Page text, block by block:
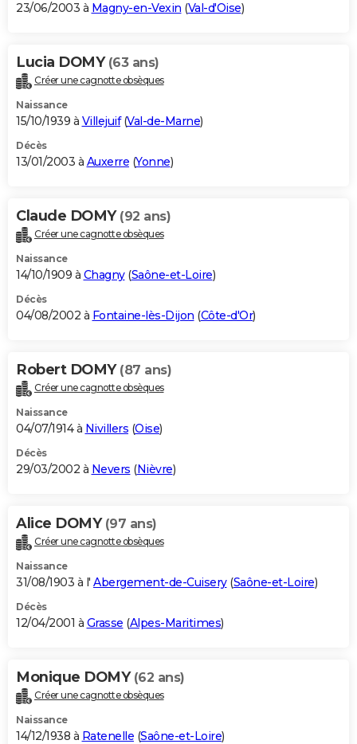
23/06/2003 à Magny-en-Vexin (Val-d'Oise)
Lucia DOMY (63 ans)
Créer une cagnotte obsèques
Naissance
15/10/1939 à Villejuif(Val-de-Marne)
Décès
13/01/2003 à Auxerre (Yonne)
Claude DOMY (92 ans)
Créer une cagnotte obsèques
Naissance
14/10/1909 à Chagny(Saône-et-Loire)
Décès
04/08/2002 à Fontaine-lès-Dijon (Côte-d'Or)
Robert DOMY (87 ans)
Créer une cagnotte obsèques
Naissance
04/07/1914 à Nivillers (Oise)
Décès
29/03/2002 à Nevers (Nièvre)
Alice DOMY (97 ans)
Créer une cagnotte obsèques
Naissance
31/08/1903 à l' Abergement-de-Cuisery(Saône-et-Loire)
Décès
12/04/2001 à Grasse (Alpes-Maritimes)
Monique DOMY (62 ans)
Créer une cagnotte obsèques
Naissance
14/12/1938 à Ratenelle (Saône-et-Loire)